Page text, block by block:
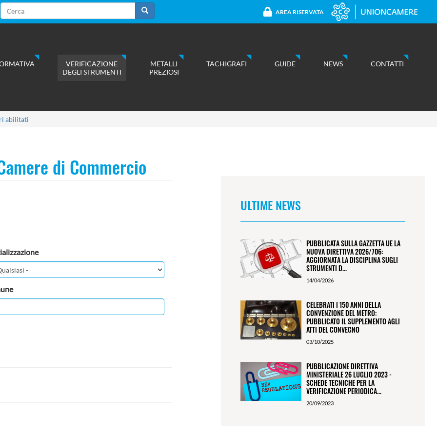
Form
di
Cerca
AREA RISERVATA
VERIFICAZIONE
DEGLI STRUMENTI
METALLI
PREZIOSI
TACHIGRAFI GUIDE NEWS CONTATTI
abilitati
di Commercio
ULTIME NEWS
PUBBLICATA SULLA GAZZETTA UE LA
NUOVA DIRETTIVA 2026/706:
AGGIORNATA LA DISCIPLINA SUGLI
STRUMENTI D...
14/04/2026
CELEBRATI I 150 ANNI DELLA
CONVENZIONE DEL METRO:
PUBBLICATO IL SUPPLEMENTO AGLI
ATTI DEL CONVEGNO
03/10/2025
PUBBLICAZIONE DIRETTIVA
MINISTERIALE 26 LUGLIO 2023 -
SCHEDE TECNICHE PER LA
VERIFICAZIONE PERIODICA...
20/09/2023